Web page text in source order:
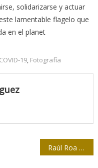
solidarizarse y actuar
lamentable flagelo que
en el planet
COVID-19, Fotografía
Raúl Roa García en mi memoria